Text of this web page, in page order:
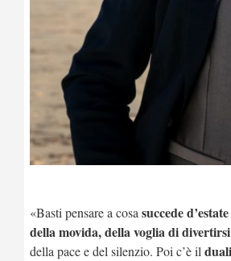
«Basti pensare a cosa succede
della movida, della voglia di
della pace e del silenzio. Poi c’è il